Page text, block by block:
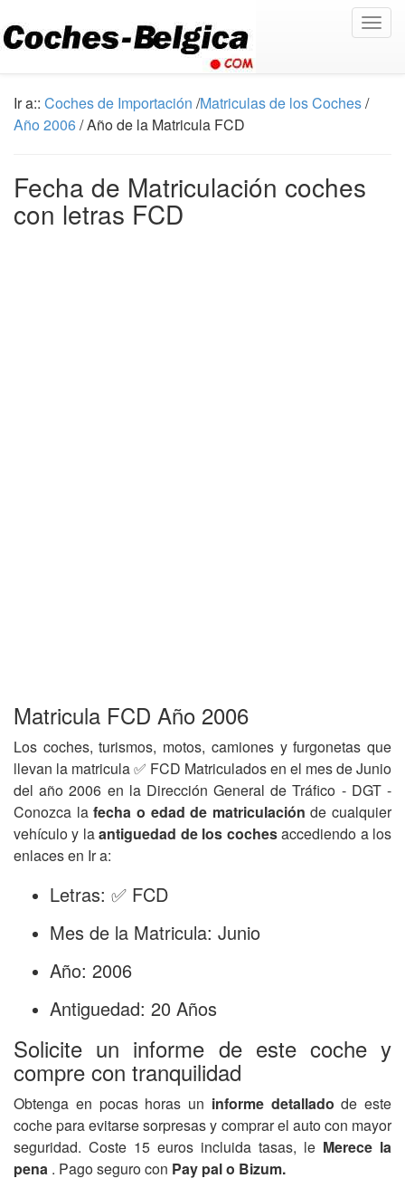
Ir a:: Coches de Importación /Matriculas de los Coches/
Año 2006/ Año de la Matricula FCD
Fecha de Matriculación coches
con letras FCD
Matricula FCD Año 2006
Los coches, turismos, motos, camiones y furgonetas que
llevan la matricula ✅ FCD Matriculados en el mes de Junio
del año 2006 en la Dirección General de Tráfico - DGT -
Conozca lafecha o edad de matriculación de cualquier
vehículo y laantiguedad de los cochesaccediendo a los
enlaces en Ir a:
Letras: ✅ FCD
Mes de la Matricula: Junio
Año: 2006
Antiguedad: 20 Años
Solicite un informe de este coche y
compre con tranquilidad
Obtenga en pocas horas un informe detalladode este
coche para evitarse sorpresas y comprar el auto con mayor
seguridad. Coste 15 euros incluida tasas, le Merece la
pena . Pago seguro con Pay pal o Bizum.